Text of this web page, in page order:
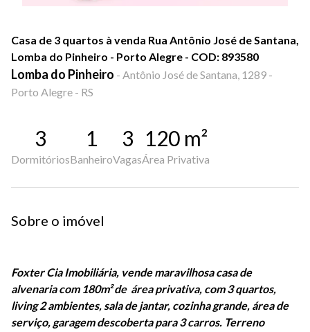
Casa de 3 quartos à venda Rua Antônio José de Santana,
Lomba do Pinheiro - Porto Alegre - COD: 893580
Lomba do Pinheiro - Antônio José de Santana, 1289 -
Porto Alegre - RS
3
Dormitórios
1
Banheiro
3
Vagas
120 m²
Área Privativa
Sobre o imóvel
Foxter Cia Imobiliária, vende maravilhosa casa de
alvenaria com 180m² de área privativa, com 3 quartos,
living 2 ambientes, sala de jantar, cozinha grande, área de
serviço, garagem descoberta para 3 carros. Terreno